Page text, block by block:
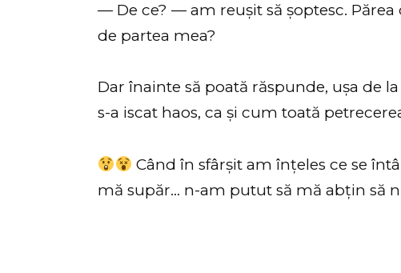
— De ce? — am reușit să șoptesc. Părea
de partea mea?
Dar înainte să poată răspunde, ușa de
s-a iscat haos, ca și cum toată
Când în sfârșit am înțeles ce se
mă supăr… n-am putut să mă abțin să